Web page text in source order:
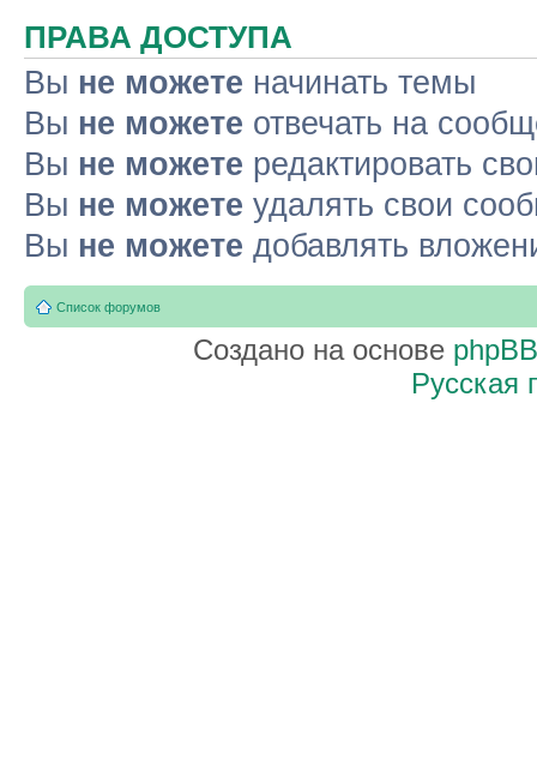
ПРАВА ДОСТУПА
Вы не можете начинать темы
Вы не можете отвечать на
Вы не можете редактировать
Вы не можете удалять свои
Вы не можете добавлять
Список форумов
Создано на основе phpBB
Русская